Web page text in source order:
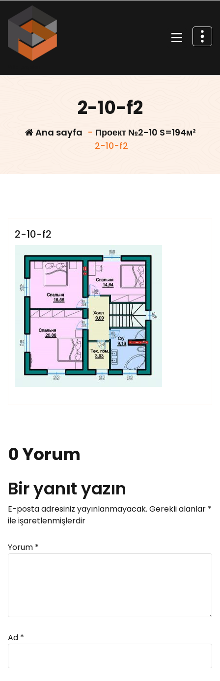
geç
2-10-f2
Ana sayfa - Проект №2-10 S=194м²
2-10-f2
2-10-f2
0 Yorum
Bir yanıt yazın
E-posta adresiniz yayınlanmayacak. Gerekli alanlar *
ile işaretlenmişlerdir
Yorum *
Ad *